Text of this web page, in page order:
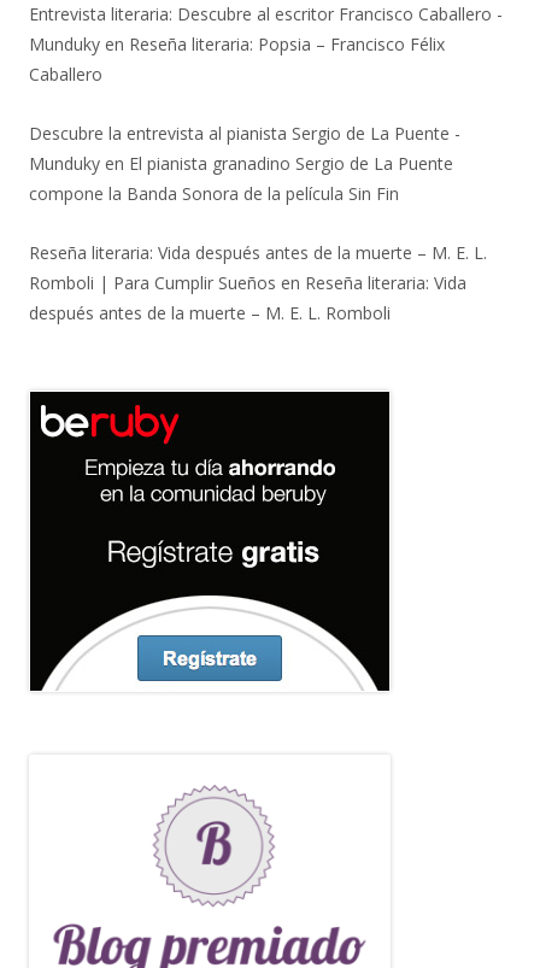
Entrevista literaria: Descubre al escritor Francisco Caballero -
Munduky en Reseña literaria: Popsia – Francisco Félix
Caballero
Descubre la entrevista al pianista Sergio de La Puente -
Munduky en El pianista granadino Sergio de La Puente
compone la Banda Sonora de la película Sin Fin
Reseña literaria: Vida después antes de la muerte – M. E. L.
Romboli | Para Cumplir Sueños en Reseña literaria: Vida
después antes de la muerte – M. E. L. Romboli